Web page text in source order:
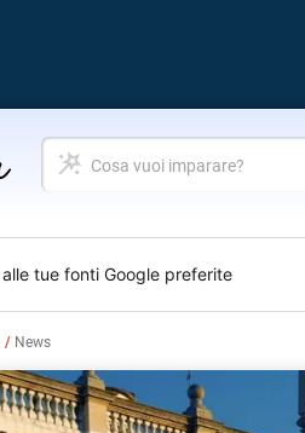
Cosa
vuoi
alle tue fonti Google preferite
News